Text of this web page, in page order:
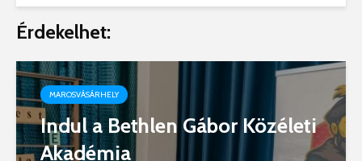
Érdekelhet:
MAROSVÁSÁRHELY
Indul a Bethlen Gábor Közéleti
Akadémia